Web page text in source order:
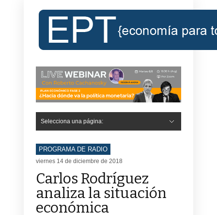
Selecciona una página:
PROGRAMA DE RADIO
viernes 14 de diciembre de 2018
Carlos Rodríguez
analiza la situación
económica